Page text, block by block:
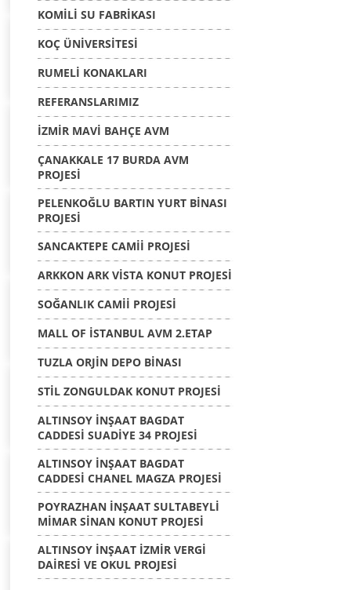
KOMİLİ SU FABRİKASI
KOÇ ÜNİVERSİTESİ
RUMELİ KONAKLARI
REFERANSLARIMIZ
İZMİR MAVİ BAHÇE AVM
ÇANAKKALE 17 BURDA AVM
PROJESİ
PELENKOĞLU BARTIN YURT BİNASI
PROJESİ
SANCAKTEPE CAMİİ PROJESİ
ARKKON ARK VİSTA KONUT PROJESİ
SOĞANLIK CAMİİ PROJESİ
MALL OF İSTANBUL AVM 2.ETAP
TUZLA ORJİN DEPO BİNASI
STİL ZONGULDAK KONUT PROJESİ
ALTINSOY İNŞAAT BAGDAT
CADDESİ SUADİYE 34 PROJESİ
ALTINSOY İNŞAAT BAGDAT
CADDESİ CHANEL MAGZA PROJESİ
POYRAZHAN İNŞAAT SULTABEYLİ
MİMAR SİNAN KONUT PROJESİ
ALTINSOY İNŞAAT İZMİR VERGİ
DAİRESİ VE OKUL PROJESİ